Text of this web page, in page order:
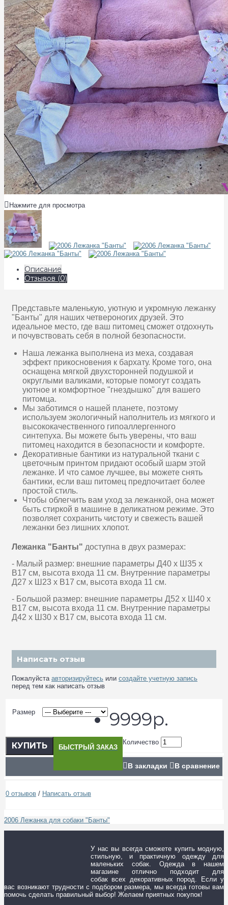
Нажмите для просмотра
Описание
Отзывов (0)
Представьте маленькую, уютную и укромную лежанку
"Банты" для наших четвероногих друзей. Это
идеальное место, где ваш питомец сможет отдохнуть
и почувствовать себя в полной безопасности.
Наша лежанка выполнена из меха, создавая
эффект прикосновения к бархату. Кроме того, она
оснащена мягкой двухсторонней подушкой и
округлыми валиками, которые помогут создать
уютное и комфортное "гнездышко" для вашего
питомца.
Мы заботимся о нашей планете, поэтому
используем экологичный наполнитель из мягкого и
высококачественного гипоаллергенного
синтепуха. Вы можете быть уверены, что ваш
питомец находится в безопасности и комфорте.
Декоративные бантики из натуральной ткани с
цветочным принтом придают особый шарм этой
лежанке. И что самое лучшее, вы можете снять
бантики, если ваш питомец предпочитает более
простой стиль.
Чтобы облегчить вам уход за лежанкой, она может
быть стиркой в машине в деликатном режиме. Это
позволяет сохранить чистоту и свежесть вашей
лежанки без лишних хлопот.
Лежанка "Банты" доступна в двух размерах:
- Малый размер: внешние параметры Д40 х Ш35 х
В17 см, высота входа 11 см. Внутренние параметры
Д27 х Ш23 х В17 см, высота входа 11 см.
- Большой размер: внешние параметры Д52 х Ш40 х
В17 см, высота входа 11 см. Внутренние параметры
Д42 х Ш30 х В17 см, высота входа 11 см.
Написать отзыв
Пожалуйста авторизируйтесь или создайте учетную запись
перед тем как написать отзыв
Размер 9999р.
Количество
КУПИТЬ БЫСТРЫЙ ЗАКАЗ
В закладки В сравнение
0 отзывов / Написать отзыв
2006 Лежанка для собаки "Банты"
У нас вы всегда сможете купить модную,
стильную, и практичную одежду для
маленьких собак. Одежда в нашем
магазине отлично подходит для
собак всех декоративных пород. Если у
вас возникают трудности с подбором размера, мы всегда готовы вам
помочь сделать правильный выбор! Желаем приятных покупок!